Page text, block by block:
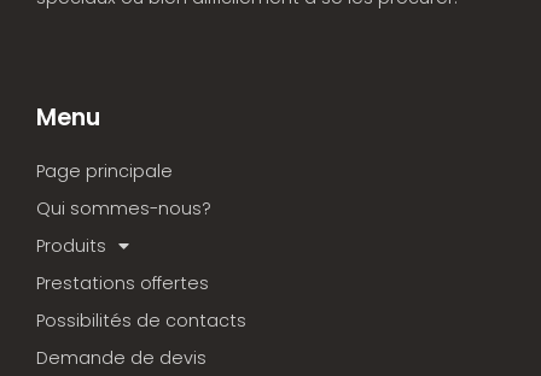
Menu
Page principale
Qui sommes-nous?
Produits
Prestations offertes
Possibilités de contacts
Demande de devis